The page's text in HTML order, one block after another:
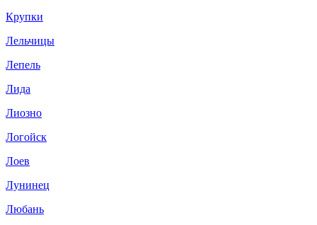
Крупки
Лельчицы
Лепель
Лида
Лиозно
Логойск
Лоев
Лунинец
Любань